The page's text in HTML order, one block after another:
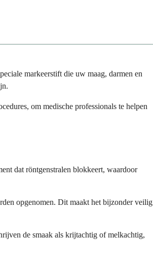
markeerstift die uw maag, darmen en
om medische professionals te helpen
dat röntgenstralen blokkeert, waardoor
opgenomen. Dit maakt het bijzonder veilig
de smaak als krijtachtig of melkachtig,